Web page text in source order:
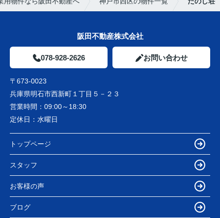
阪田不動産株式会社
078-928-2626 お問い合わせ
〒673-0023
兵庫県明石市西新町１丁目５－２３
営業時間： 09:00～18:30
定休日： 水曜日
トップページ
スタッフ
お客様の声
ブログ